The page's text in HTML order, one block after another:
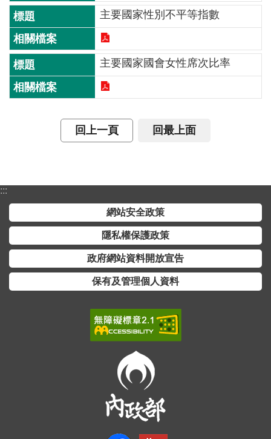
站
導
覽
民
意
信
彙
問
電
主要國家性別不平等指數
主要國家國會女性席次比率
回上一頁 回最上面
:::
網站安全政策
隱私權保護政策
政府網站資料開放宣告
保有及管理個人資料